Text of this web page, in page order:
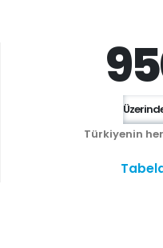
Türkiyenin